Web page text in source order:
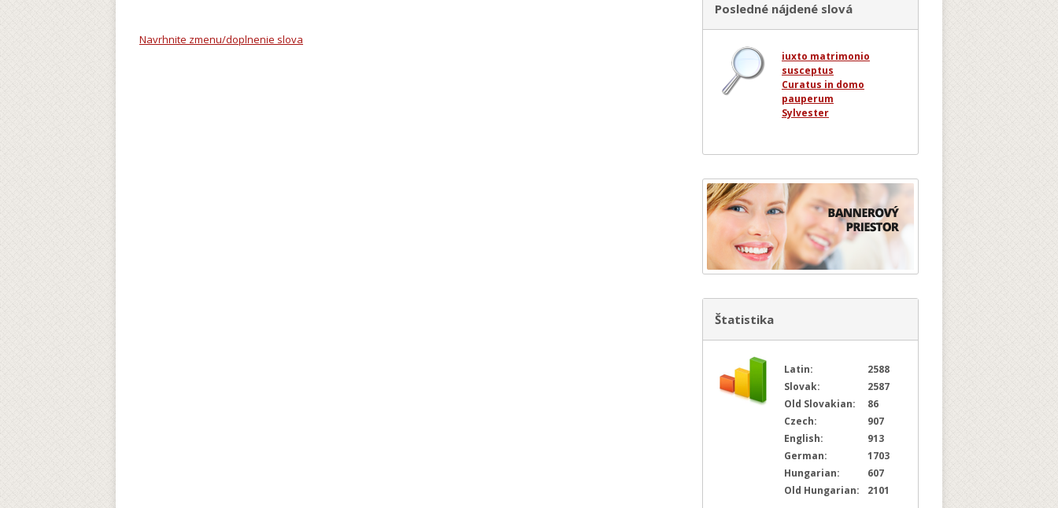
Navrhnite zmenu/doplnenie slova
Posledné nájdené slová
iuxto matrimonio
susceptus
Curatus in domo
pauperum
Sylvester
Štatistika
Latin:
2588
Slovak:
2587
Old Slovakian:
86
Czech:
907
English:
913
German:
1703
Hungarian:
607
Old Hungarian:
2101